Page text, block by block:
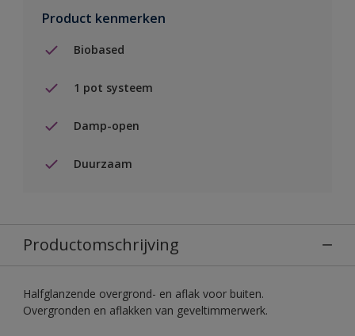
Product kenmerken
Biobased
1 pot systeem
Damp-open
Duurzaam
Productomschrijving
Halfglanzende overgrond- en aflak voor buiten.
Overgronden en aflakken van geveltimmerwerk.